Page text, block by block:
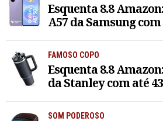
Esquenta 8.8
A57 da Samsung
FAMOSO COPO
Esquenta 8.8
da Stanley com até
SOM PODEROSO